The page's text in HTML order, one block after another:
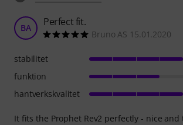
BA Perfect fit.
Bruno AS 15.01.2020
It fits the Prophet Rev2 perfectly - nice
stabilitet
funktion
hantverkskvalitet